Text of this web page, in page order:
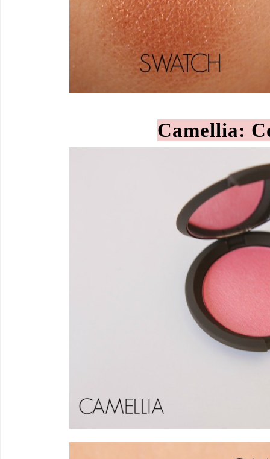
Camellia: